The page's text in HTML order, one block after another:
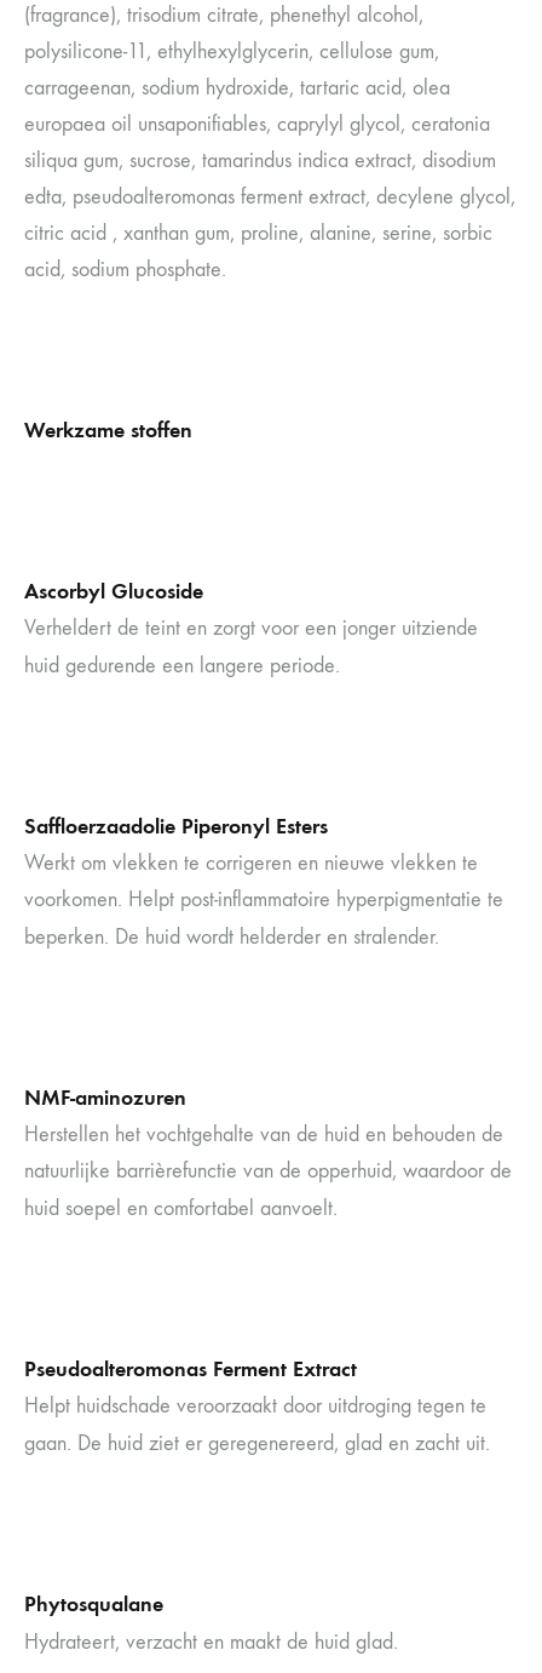
(fragrance), trisodium citrate, phenethyl alcohol,
polysilicone-11, ethylhexylglycerin, cellulose gum,
carrageenan, sodium hydroxide, tartaric acid, olea
europaea oil unsaponifiables, caprylyl glycol, ceratonia
siliqua gum, sucrose, tamarindus indica extract, disodium
edta, pseudoalteromonas ferment extract, decylene glycol,
citric acid , xanthan gum, proline, alanine, serine, sorbic
acid, sodium phosphate.
Werkzame stoffen
Ascorbyl Glucoside
Verheldert de teint en zorgt voor een jonger uitziende
huid gedurende een langere periode.
Saffloerzaadolie Piperonyl Esters
Werkt om vlekken te corrigeren en nieuwe vlekken te
voorkomen. Helpt post-inflammatoire hyperpigmentatie te
beperken. De huid wordt helderder en stralender.
NMF-aminozuren
Herstellen het vochtgehalte van de huid en behouden de
natuurlijke barrièrefunctie van de opperhuid, waardoor de
huid soepel en comfortabel aanvoelt.
Pseudoalteromonas Ferment Extract
Helpt huidschade veroorzaakt door uitdroging tegen te
gaan. De huid ziet er geregenereerd, glad en zacht uit.
Phytosqualane
Hydrateert, verzacht en maakt de huid glad.